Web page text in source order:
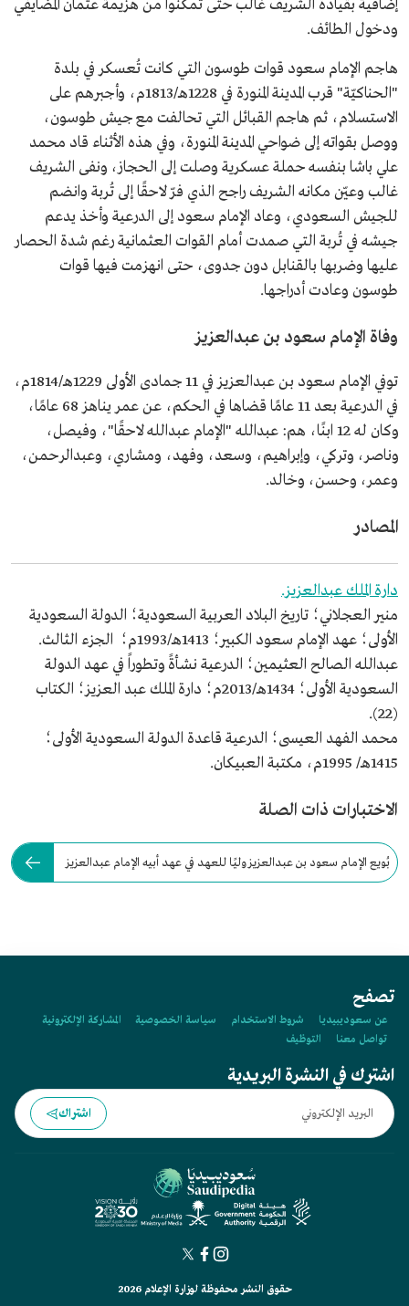
إضافية بقيادة الشريف غالب حتّى تمكنوا من هزيمة عثمان المضايفي
ودخول الطائف.
هاجم الإمام سعود قوات طوسون التي كانت تُعسكر في بلدة
"الحناكيّة" قرب المدينة المنورة في 1228هـ/1813م، وأجبرهم على
الاستسلام، ثم هاجم القبائل التي تحالفت مع جيش طوسون،
ووصل بقواته إلى ضواحي المدينة المنورة، وفي هذه الأثناء قاد محمد
علي باشا بنفسه حملة عسكرية وصلت إلى الحجاز، ونفى الشريف
غالب وعيّن مكانه الشريف راجح الذي فرّ لاحقًا إلى تُربة وانضم
للجيش السعودي، وعاد الإمام سعود إلى الدرعية وأخذ يدعم
جيشه في تُربة التي صمدت أمام القوات العثمانية رغم شدة الحصار
عليها وضربها بالقنابل دون جدوى، حتى انهزمت فيها قوات
طوسون وعادت أدراجها.
وفاة الإمام سعود بن عبدالعزيز
توفي الإمام سعود بن عبدالعزيز في 11 جمادى الأولى 1229هـ/1814م،
في الدرعية بعد 11 عامًا قضاها في الحكم، عن عمر يناهز 68 عامًا،
وكان له 12 ابنًا، هم: عبدالله "الإمام عبدالله لاحقًا"، وفيصل،
وناصر، وتركي، وإبراهيم، وسعد، وفهد، ومشاري، وعبدالرحمن،
وعمر، وحسن، وخالد.
المصادر
دارة الملك عبدالعزيز.
منير العجلاني؛ تاريخ البلاد العربية السعودية؛ الدولة السعودية
الأولى؛ عهد الإمام سعود الكبير؛ 1413هـ/1993م؛ الجزء الثالث.
عبدالله الصالح العثيمين؛ الدرعية نشأةً وتطوراً في عهد الدولة
السعودية الأولى؛ 1434هـ/2013م؛ دارة الملك عبد العزيز؛ الكتاب
(22).
محمد الفهد العيسى؛ الدرعية قاعدة الدولة السعودية الأولى؛
1415هـ/ 1995م، مكتبة العبيكان.
الاختبارات ذات الصلة
بُويع الإمام سعود بن عبدالعزيز وليًا للعهد في عهد أبيه الإمام عبدالعزيز
تصفح
عن سعوديبيديا شروط الاستخدام سياسة الخصوصية
المشاركة الإلكترونية
تواصل معنا
التوظيف
اشترك في النشرة البريدية
اشتراك
حقوق النشر محفوظة لوزارة الإعلام 2026